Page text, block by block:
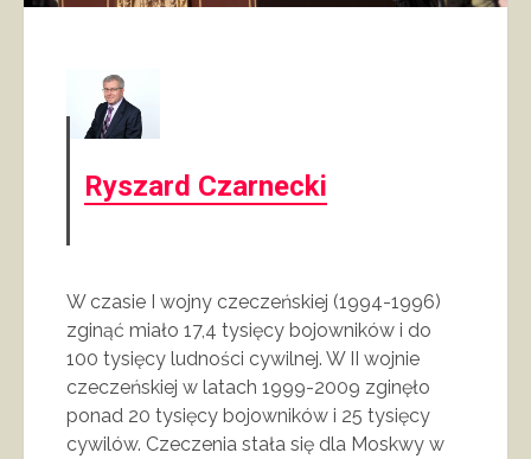
Ryszard Czarnecki
W czasie I wojny czeczeńskiej (1994-1996)
zginąć miało 17,4 tysięcy bojowników i do
100 tysięcy ludności cywilnej. W II wojnie
czeczeńskiej w latach 1999-2009 zginęło
ponad 20 tysięcy bojowników i 25 tysięcy
cywilów. Czeczenia stała się dla Moskwy w